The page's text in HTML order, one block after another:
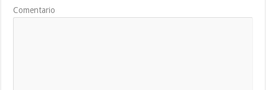
Comentario